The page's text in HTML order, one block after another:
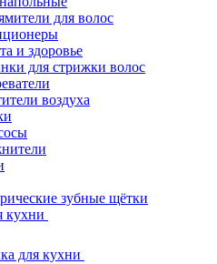
для волос
и здоровье
для стрижки волос
воздуха
зубные щётки
кухни
для кухни